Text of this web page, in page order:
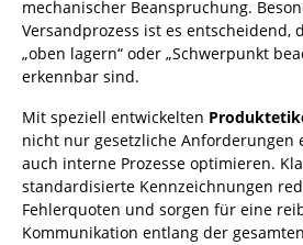
mechanischer Beanspruchung.
Versandprozess ist es entscheidend,
„oben lagern“ oder „Schwerpunkt
erkennbar sind.
Mit speziell entwickelten
nicht nur gesetzliche Anforderungen
auch interne Prozesse optimieren.
standardisierte Kennzeichnungen
Fehlerquoten und sorgen für eine
Kommunikation entlang der